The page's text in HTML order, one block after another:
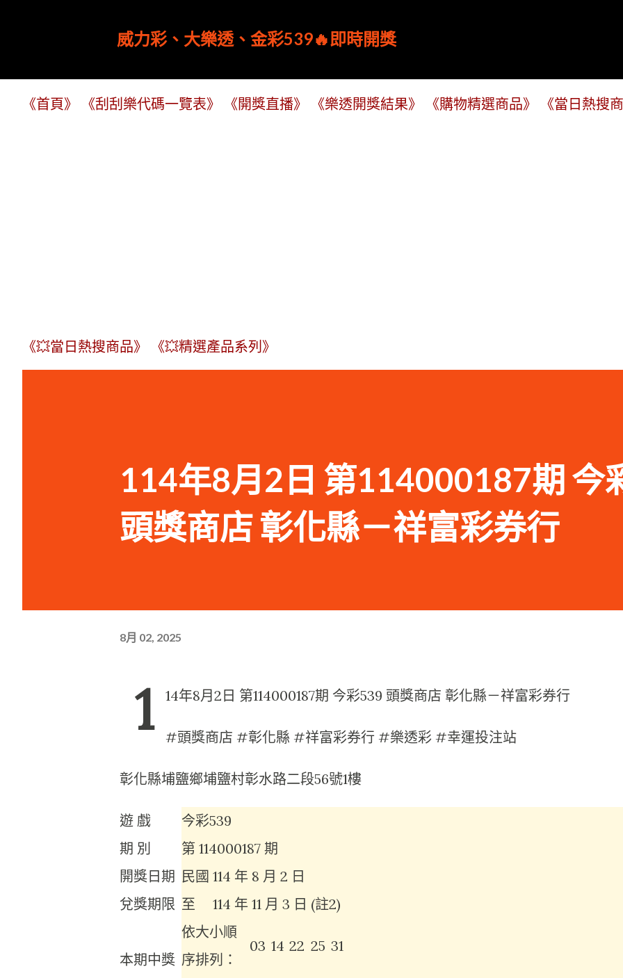
威力彩、大樂透、金彩539🔥即時開獎
《首頁》 《刮刮樂代碼一覽表》 《開獎直播》 《樂透開獎結果》 《購物精選商品》 《當日熱搜
《💥當日熱搜商品》 《💥精選產品系列》
114年8月2日 第114000187期 今
頭獎商店 彰化縣－祥富彩券行
8月 02, 2025
1 14年8月2日 第114000187期 今彩539 頭獎商店 彰化縣－祥富彩券行
#頭獎商店 #彰化縣 #祥富彩券行 #樂透彩 #幸運投注站
彰化縣埔鹽鄉埔鹽村彰水路二段56號1樓
遊 戲
今彩539
期 別
第 114000187 期
開獎日期 民國 114 年 8 月 2 日
兌獎期限 至 114 年 11 月 3 日 (註2)
本期中獎
依大小順
序排列：
03 14 22 25 31